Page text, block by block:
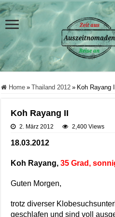
Home » Thailand 2012 » Koh Rayang II
Koh Rayang II
2. März 2012 2,400 Views
18.03.2012
Koh Rayang,35 Grad,
Guten Morgen,
trotz diverser
geschlafen und sind voll